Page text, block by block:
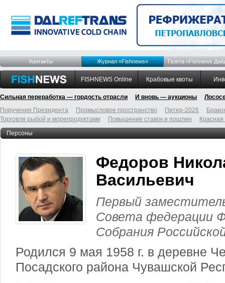
Контакты Журнал «Fishnews» Газета «Fishnews
FISHNEWS Online Крабовые квоты
Сильная переработка — гордость отрасли И вновь — аукционы
Поручения Президента
Промысловое пространство Питер-2026
Торговля рыбой и морепродуктами
Повышение ставок и пошлин
Персоны
Федоров
Васильевич
Первый
Совета федерации
Собрания
Родился 9 мая 1958 г. в деревне
Посадского района Чувашской